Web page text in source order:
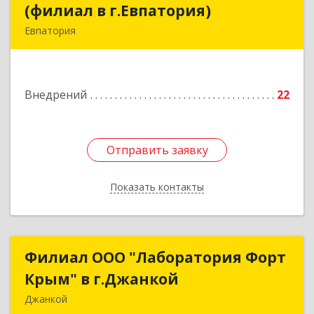
(филиал в г.Евпатория)
Евпатория
Внедрений 22
Отправить заявку
Показать контакты
(филиал в г.Евпатория)
Подробнее
Отправить заявку
Назад
Филиал ООО "Лаборатория Форт
Крым" в г.Джанкой
Джанкой
Филиал ООО "Лаборатория Форт
Крым" в г.Джанкой